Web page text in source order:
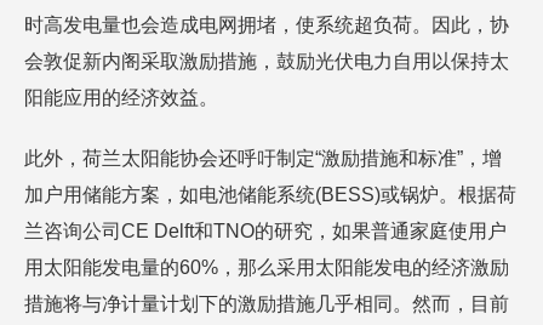
时高发电量也会造成电网拥堵，使系统超负荷。因此，协
会敦促新内阁采取激励措施，鼓励光伏电力自用以保持太
阳能应用的经济效益。
此外，荷兰太阳能协会还呼吁制定“激励措施和标准”，增
加户用储能方案，如电池储能系统(BESS)或锅炉。根据荷
兰咨询公司CE Delft和TNO的研究，如果普通家庭使用户
用太阳能发电量的60%，那么采用太阳能发电的经济激励
措施将与净计量计划下的激励措施几乎相同。然而，目前